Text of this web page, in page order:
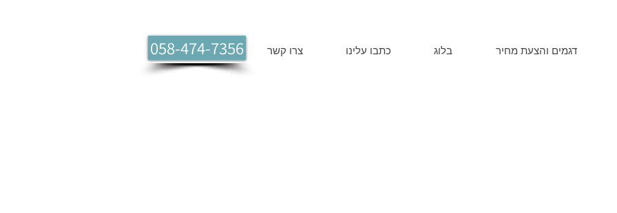
דגמים והצעת מחיר בלוג כתבו עלינו צרו קשר 058-474-7356